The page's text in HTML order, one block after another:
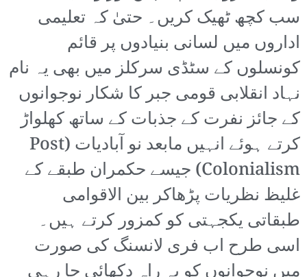
سب کچھ ٹھیک کریں۔ حتیٰ کہ تعلیمی
اداروں میں لسانی بنیادوں پر قائم
کونسلوں کے سٹڈی سرکلز میں بھی یہ نام
نہاد انقلابی قومی جبر کا شکار نوجوانوں
کے جائز نفرت کے جذبات کے ساتھ کھلواڑ
کرتے ہوئے انہیں مابعد نو آبادیات (Post
Colonialism) جیسے حکمران طبقے کے
غلیظ نظریات پڑھاکر بین الاقوامی
طبقاتی یکجہتی کو کمزور کرتے ہیں۔
اسی طرح اب فری لانسنگ کی صورت